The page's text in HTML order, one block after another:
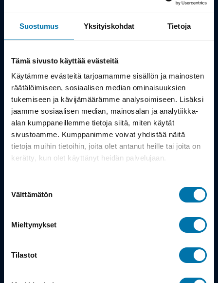
Suostumus Yksityiskohdat Tietoja
Tämä sivusto käyttää evästeitä
Käytämme evästeitä tarjoamamme sisällön ja mainosten
räätälöimiseen, sosiaalisen median ominaisuuksien
tukemiseen ja kävijämäärämme analysoimiseen. Lisäksi
jaamme sosiaalisen median, mainosalan ja analytiikka-
alan kumppaneillemme tietoja siitä, miten käytät
sivustoamme. Kumppanimme voivat yhdistää näitä
tietoja muihin tietoihin, joita olet antanut heille tai joita on
kerätty, kun olet käyttänyt heidän palvelujaan.
valinta
Välttämätön
Mieltymykset
Tilastot
Kauppa
Työsuhdepyörä
Info
Toimitus
Takuu ja palautukset